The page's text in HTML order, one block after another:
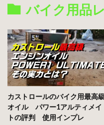
バイク用品
カストロールのバイク用最高級
オイル パワー1アルティメイ
トの評判 使用インプレ